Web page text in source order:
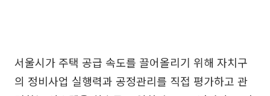
서울시가 주택 공급 속도를 끌어올리기 위해 자치구
의 정비사업 실행력과 공정관리를 직접 평가하고 관